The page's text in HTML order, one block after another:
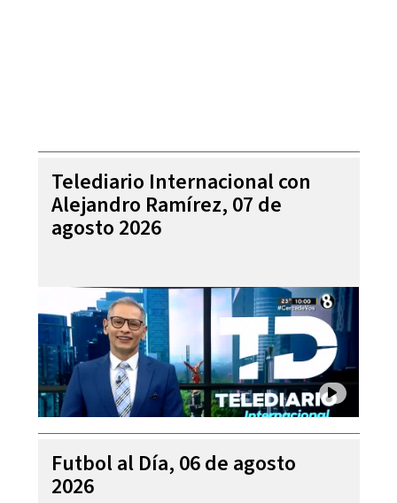
Telediario Internacional con
Alejandro Ramírez, 07 de
agosto 2026
Futbol al Día, 06 de agosto
2026